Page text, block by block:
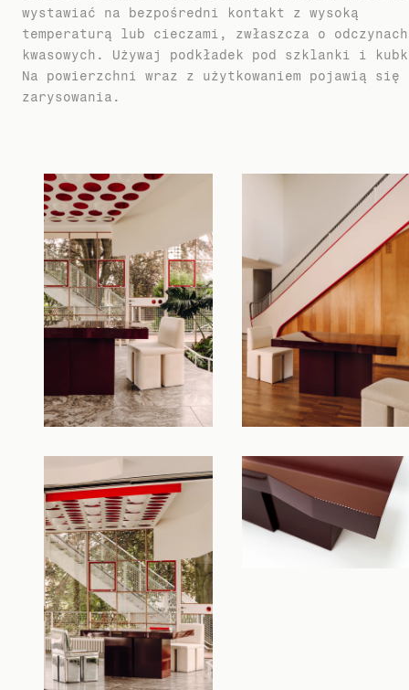
wystawiać na bezpośredni kontakt z wysoką
temperaturą lub cieczami, zwłaszcza o odczynach
kwasowych. Używaj podkładek pod szklanki i
Na powierzchni wraz z użytkowaniem pojawią się
zarysowania.